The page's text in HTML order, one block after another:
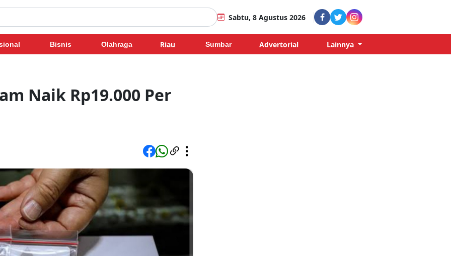
Sabtu, 8 Agustus 2026
Bisnis Olahraga Riau Sumbar Advertorial Lainnya
Naik Rp19.000 Per